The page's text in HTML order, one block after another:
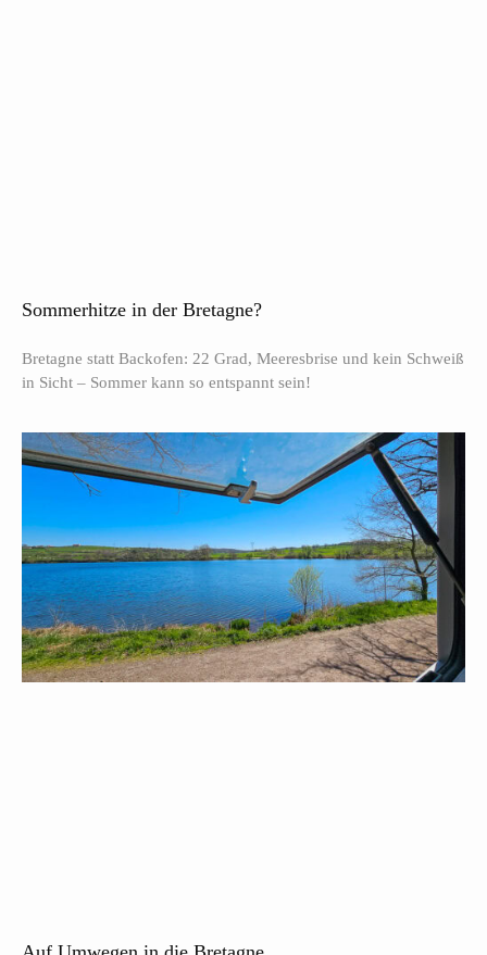
Sommerhitze in der Bretagne?
Bretagne statt Backofen: 22 Grad, Meeresbrise und kein Schweiß
in Sicht – Sommer kann so entspannt sein!